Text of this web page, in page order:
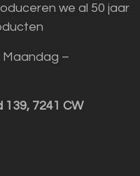
we al 50 jaar
Maandag –
139, 7241 CW